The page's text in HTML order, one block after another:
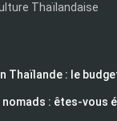
Thaïlandaise
Thaïlande : le
: êtes-vous